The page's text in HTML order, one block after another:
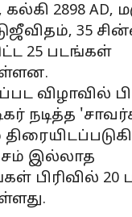
2898 AD,
35
25 படங்கள்
விழாவில்
நடித்த
இல்லாத
பிரிவில்